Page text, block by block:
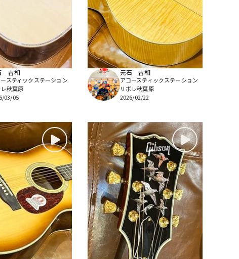
吉和
スティックステーション
秋葉原
03/05
元石 吉和
アコースティックステーション
リボレ秋葉原
2026/02/22